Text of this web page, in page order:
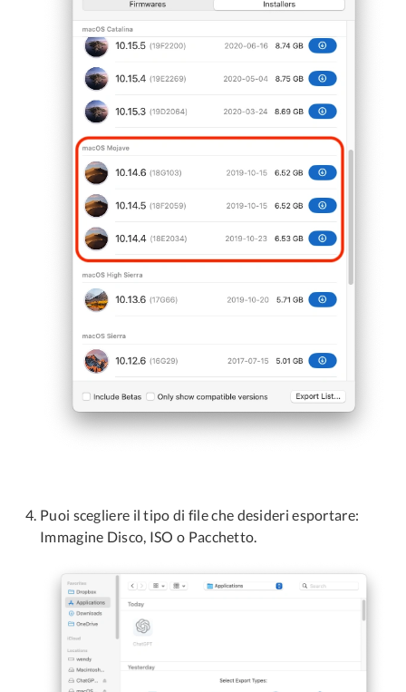
Puoi scegliere il tipo di file che desideri esportare:
Immagine Disco, ISO o Pacchetto.